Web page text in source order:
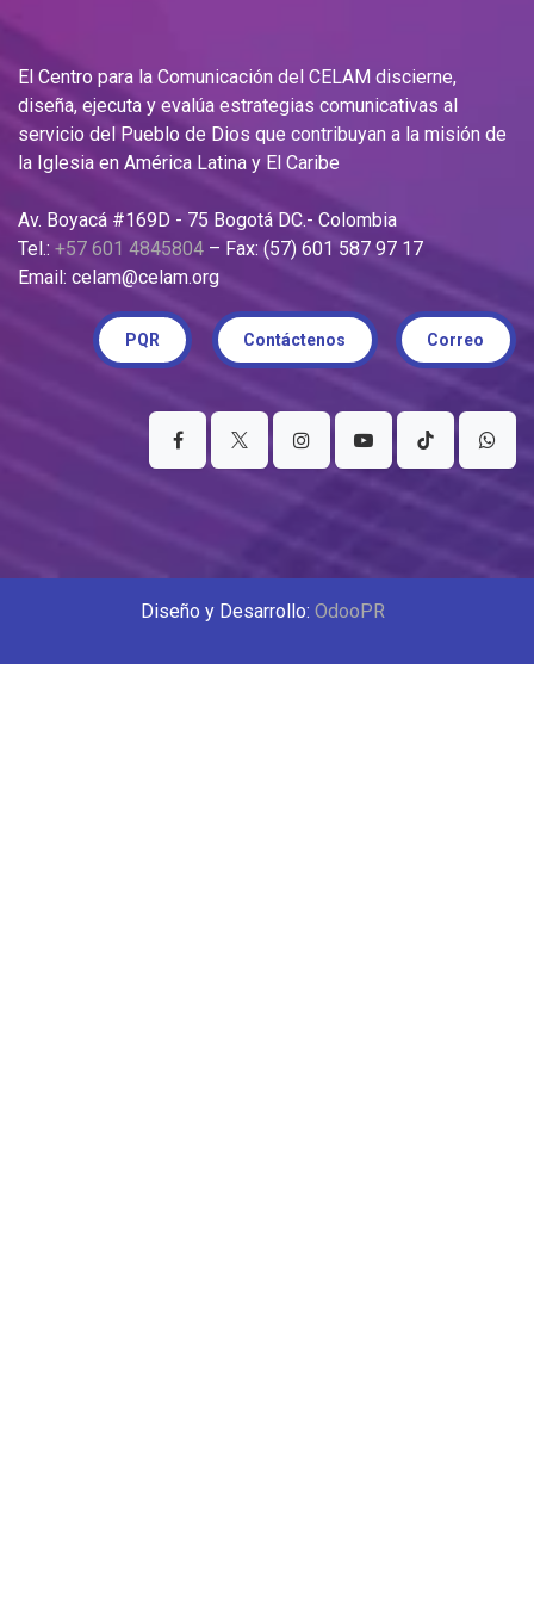
El Centro para la Comunicación del CELAM discierne,
diseña, ejecuta y evalúa estrategias comunicativas al
servicio del Pueblo de Dios que contribuyan a la misión de
la Iglesia en América Latina y El Caribe
Av. Boyacá #169D - 75 Bogotá DC.- Colombia
Tel.: +57 601 4845804 – Fax: (57) 601 587 97 17
Email: celam@celam.org
PQR Contáctenos Correo
Diseño y Desarrollo: OdooPR